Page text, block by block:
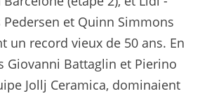
Pedersen et Quinn Simmons
un record vieux de 50 ans. En
Giovanni Battaglin et Pierino
Jollj Ceramica, dominaient